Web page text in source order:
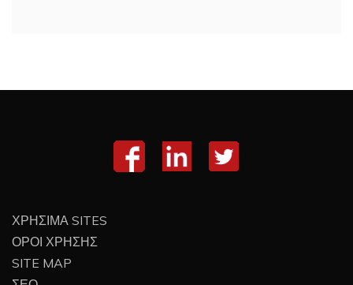
ΧΡΗΣΙΜΑ SITES
ΟΡΟΙ ΧΡΗΣΗΣ
SITE MAP